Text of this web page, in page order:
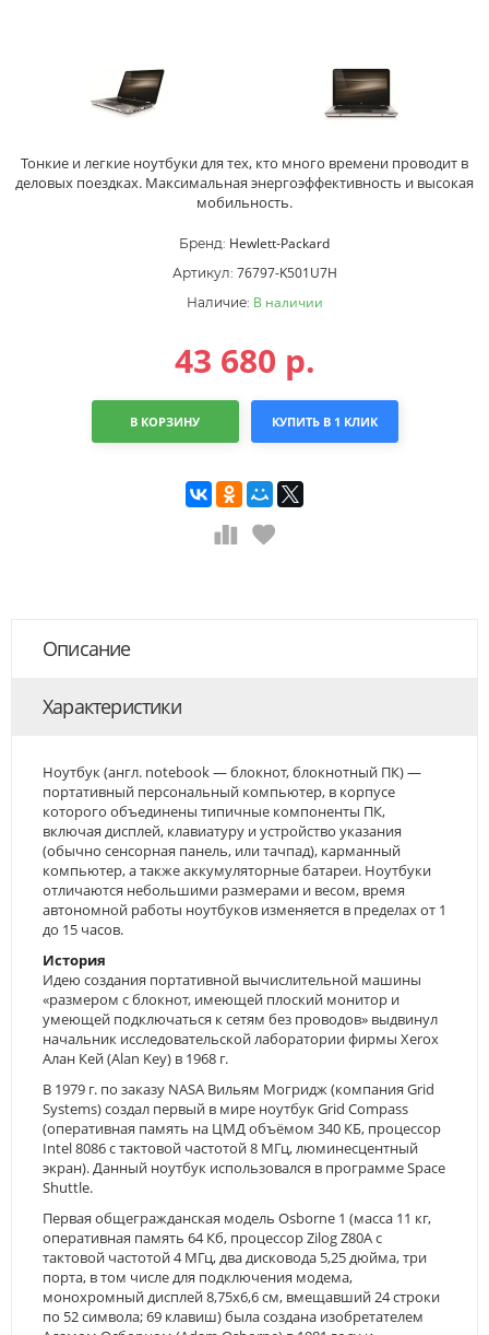
Тонкие и легкие ноутбуки для тех, кто много времени проводит в
деловых поездках. Максимальная энергоэффективность и высокая
мобильность.
Бренд: Hewlett-Packard
Артикул: 76797-K501U7H
Наличие: В наличии
43 680 р.
В КОРЗИНУ КУПИТЬ В 1 КЛИК
Описание
Характеристики
Ноутбук (англ. notebook — блокнот, блокнотный ПК) —
портативный персональный компьютер, в корпусе
которого объединены типичные компоненты ПК,
включая дисплей, клавиатуру и устройство указания
(обычно сенсорная панель, или тачпад), карманный
компьютер, а также аккумуляторные батареи. Ноутбуки
отличаются небольшими размерами и весом, время
автономной работы ноутбуков изменяется в пределах от 1
до 15 часов.
История
Идею создания портативной вычислительной машины
«размером с блокнот, имеющей плоский монитор и
умеющей подключаться к сетям без проводов» выдвинул
начальник исследовательской лаборатории фирмы Xerox
Алан Кей (Alan Key) в 1968 г.
В 1979 г. по заказу NASA Вильям Могридж (компания Grid
Systems) создал первый в мире ноутбук Grid Compass
(оперативная память на ЦМД объёмом 340 КБ, процессор
Intel 8086 с тактовой частотой 8 МГц, люминесцентный
экран). Данный ноутбук использовался в программе Space
Shuttle.
Первая общегражданская модель Osborne 1 (масса 11 кг,
оперативная память 64 Кб, процессор Zilog Z80A с
тактовой частотой 4 МГц, два дисковода 5,25 дюйма, три
порта, в том числе для подключения модема,
монохромный дисплей 8,75х6,6 см, вмещавший 24 строки
по 52 символа; 69 клавиш) была создана изобретателем